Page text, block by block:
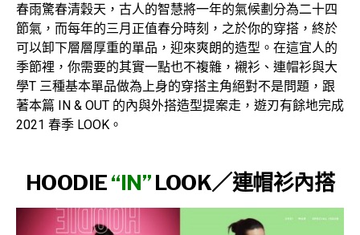
春雨驚春清穀天，古人的智慧將一年的氣候劃分為二十四
節氣，而每年的三月正值春分時刻，之於你的穿搭，終於
可以卸下層層厚重的單品，迎來爽朗的造型。在這宜人的
季節裡，你需要的其實一點也不複雜，襯衫、連帽衫與大
學T 三種基本單品做為上身的穿搭主角絕對不是問題，跟
著本篇 IN & OUT 的內與外搭造型提案走，遊刃有餘地完成
2021 春季 LOOK。
HOODIE“IN”LOOK／連帽衫內搭